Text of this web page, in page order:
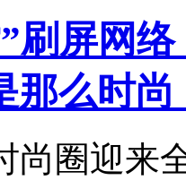
刷屏网
那么时尚
尚圈迎来